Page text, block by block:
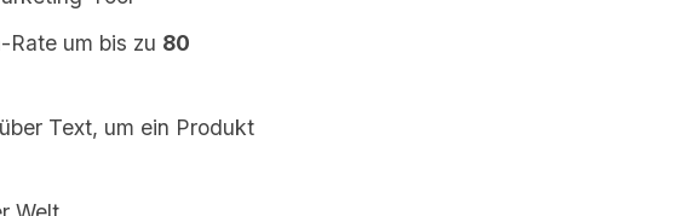
Rate um bis zu 80
Text, um ein Produkt